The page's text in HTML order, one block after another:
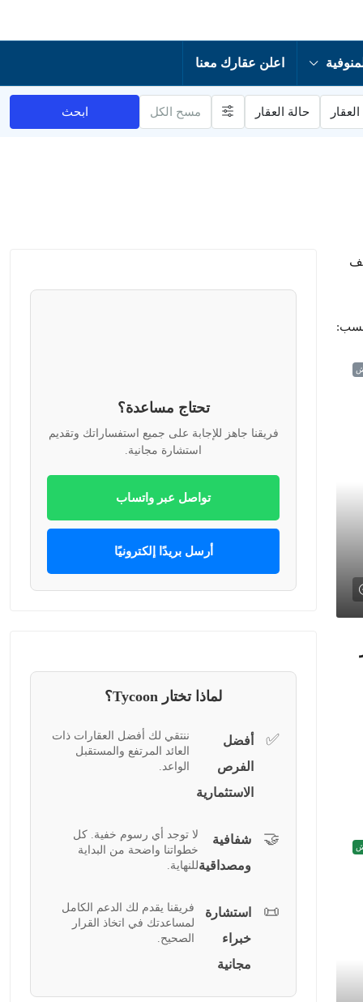
اعلن عقارك معنا
حالة العقار مسح الكل ابحث
تحتاج مساعدة؟
فريقنا جاهز للإجابة على جميع استفساراتك وتقديم
استشارة مجانية.
تواصل عبر واتساب
أرسل بريدًا إلكترونيًا
لماذا تختار Tycoon؟
✅
أفضل
الفرص
الاستثمارية
ننتقي لك أفضل العقارات ذات
العائد المرتفع والمستقبل
الواعد.
🤝
شفافية
ومصداقية
لا توجد أي رسوم خفية. كل
خطواتنا واضحة من البداية
للنهاية.
📜
استشارة
خبراء
مجانية
فريقنا يقدم لك الدعم الكامل
لمساعدتك في اتخاذ القرار
الصحيح.